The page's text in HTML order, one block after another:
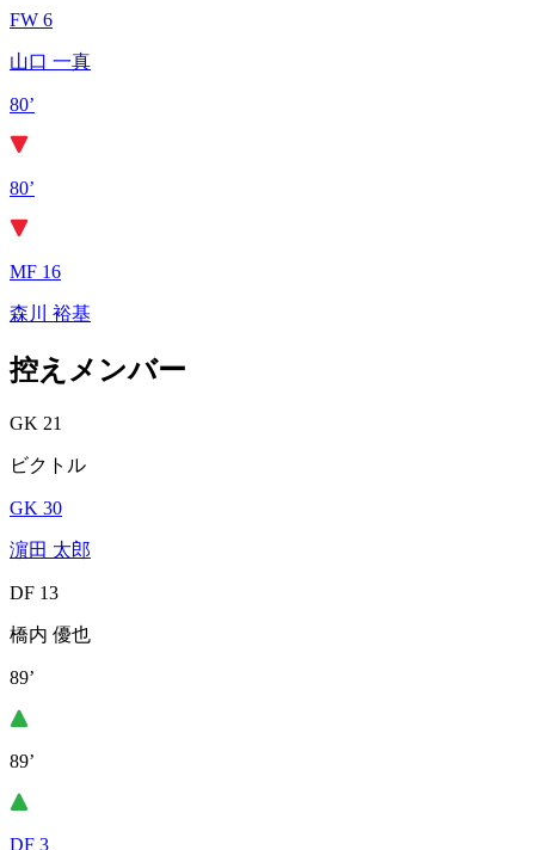
FW 6
山口 一真
80’
80’
MF 16
森川 裕基
控えメンバー
GK 21
ビクトル
GK 30
濵田 太郎
DF 13
橋内 優也
89’
89’
DF 3